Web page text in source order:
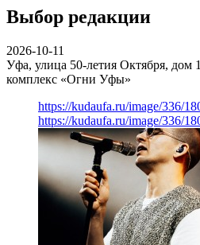
Выбор редакции
2026-10-11
Уфа, улица 50-летия Октября, дом
комплекс «Огни Уфы»
https://kudaufa.ru/image/336/
https://kudaufa.ru/image/336/